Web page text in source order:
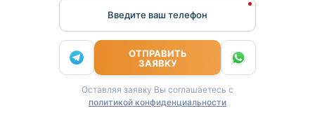
Введите ваш телефон
ОТПРАВИТЬ
ЗАЯВКУ
Оставляя заявку Вы соглашаетесь с
политикой конфиденциальности